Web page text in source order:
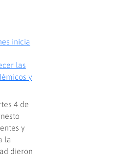
inicia
las
y
4 de
y
la
dieron